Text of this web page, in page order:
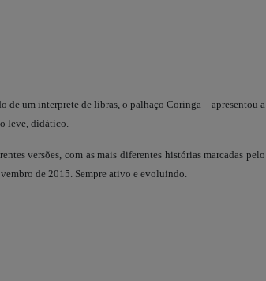
de um interprete de libras, o palhaço Coringa – apresentou a
leve, didático.
versões, com as mais diferentes histórias marcadas pelo
de 2015. Sempre ativo e evoluindo.